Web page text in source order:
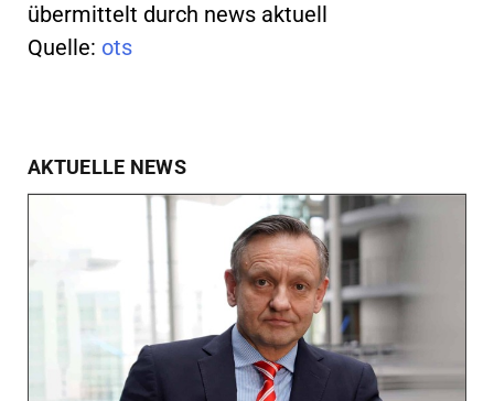
übermittelt durch news aktuell
Quelle: ots
AKTUELLE NEWS